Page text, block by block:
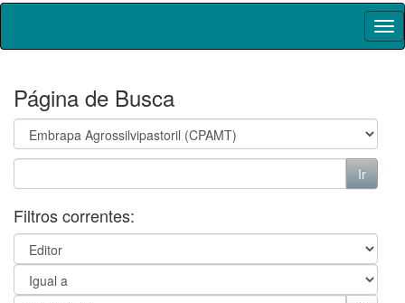
Skip
Página de Busca
Filtros correntes: